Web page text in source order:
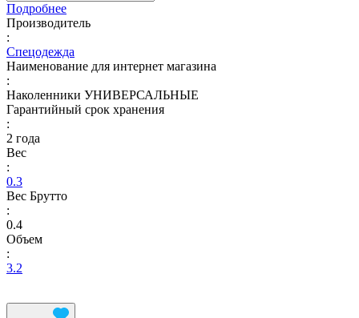
Подробнее
Производитель
:
Спецодежда
Наименование для интернет магазина
:
Наколенники УНИВЕРСАЛЬНЫЕ
Гарантийный срок хранения
:
2 года
Вес
:
0.3
Вес Брутто
:
0.4
Объем
:
3.2